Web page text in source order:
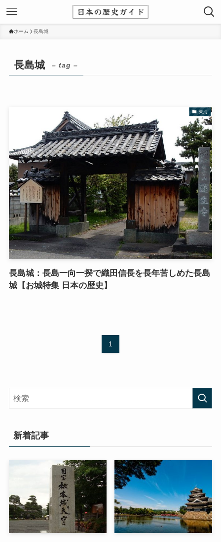
ホーム 長島城
長島城 – tag –
東海
長島城：長島一向一揆で織田信長を長年苦しめた長島
城【お城特集 日本の歴史】
1
新着記事